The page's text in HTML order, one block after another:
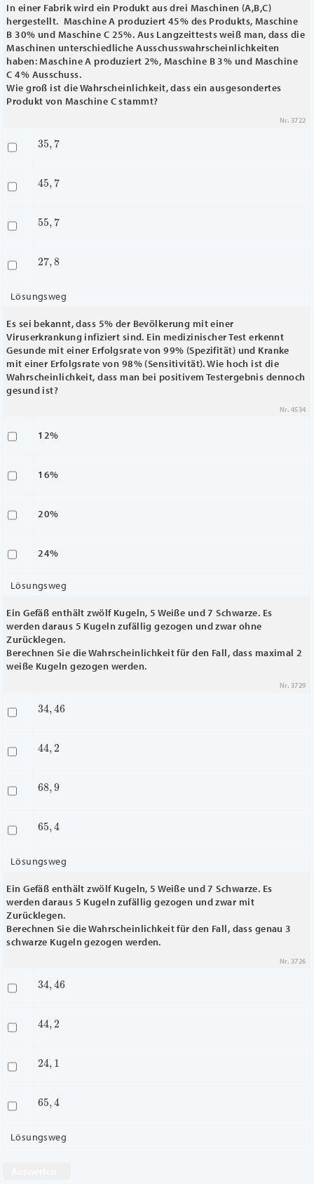
In einer Fabrik wird ein Produkt aus drei Maschinen (A,B,C)
hergestellt. Maschine A produziert 45% des Produkts, Maschine
B 30% und Maschine C 25%. Aus Langzeittests weiß man, dass die
Maschinen unterschiedliche Ausschusswahrscheinlichkeiten
haben: Maschine A produziert 2%, Maschine B 3% und Maschine
C 4% Ausschuss.
Wie groß ist die Wahrscheinlichkeit, dass ein ausgesondertes
Produkt von Maschine C stammt?
Nr. 3722
35 7
45 7
55 7
27 8
Lösungsweg
Es sei bekannt, dass 5% der Bevölkerung mit einer
Viruserkrankung infiziert sind. Ein medizinischer Test erkennt
Gesunde mit einer Erfolgsrate von 99% (Spezifität) und Kranke
mit einer Erfolgsrate von 98% (Sensitivität). Wie hoch ist die
Wahrscheinlichkeit, dass man bei positivem Testergebnis dennoch
gesund ist?
Nr. 4534
12%
16%
20%
24%
Lösungsweg
Ein Gefäß enthält zwölf Kugeln, 5 Weiße und 7 Schwarze. Es
werden daraus 5 Kugeln zufällig gezogen und zwar ohne
Zurücklegen.
Berechnen Sie die Wahrscheinlichkeit für den Fall, dass maximal 2
weiße Kugeln gezogen werden.
Nr. 3729
34 46
44 2
68 9
65 4
Lösungsweg
Ein Gefäß enthält zwölf Kugeln, 5 Weiße und 7 Schwarze. Es
werden daraus 5 Kugeln zufällig gezogen und zwar mit
Zurücklegen.
Berechnen Sie die Wahrscheinlichkeit für den Fall, dass genau 3
schwarze Kugeln gezogen werden.
Nr. 3726
34 46
44 2
24 1
65 4
Lösungsweg